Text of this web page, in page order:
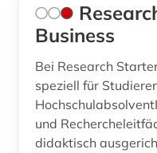
Business
Bei Research
speziell für Studierende und
und
didaktisch